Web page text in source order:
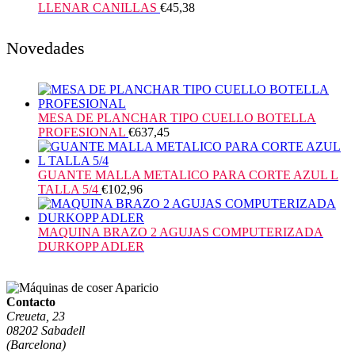
LLENAR CANILLAS €45,38
Novedades
MESA DE PLANCHAR TIPO CUELLO BOTELLA
PROFESIONAL €637,45
GUANTE MALLA METALICO PARA CORTE AZUL L
TALLA 5/4 €102,96
MAQUINA BRAZO 2 AGUJAS COMPUTERIZADA
DURKOPP ADLER
Contacto
Creueta, 23
08202 Sabadell
(Barcelona)